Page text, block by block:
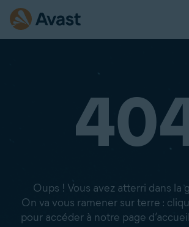
Oups ! Vous avez atterri dans la
On va vous ramener sur terre :
pour accéder à notre page